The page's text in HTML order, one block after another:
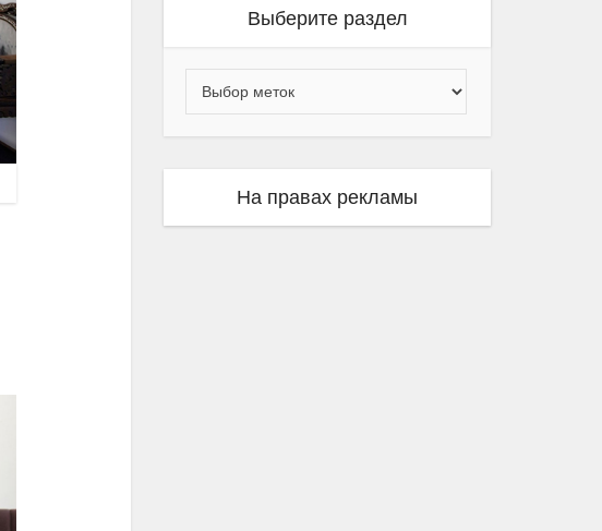
Выберите раздел
На правах рекламы